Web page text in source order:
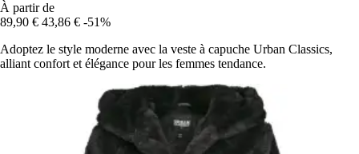
À partir de
89,90 € 43,86 € -51%
Adoptez le style moderne avec la veste à capuche Urban Classics,
alliant confort et élégance pour les femmes tendance.